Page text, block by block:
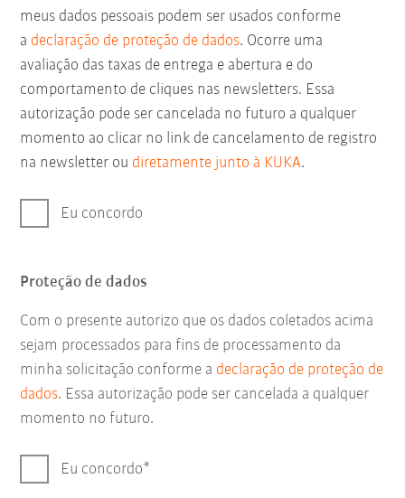
meus dados pessoais podem ser usados conforme
a declaração de proteção de dados. Ocorre uma
avaliação das taxas de entrega e abertura e do
comportamento de cliques nas newsletters. Essa
autorização pode ser cancelada no futuro a qualquer
momento ao clicar no link de cancelamento de registro
na newsletter ou diretamente junto à KUKA.
Eu concordo
Proteção de dados
Com o presente autorizo que os dados coletados acima
sejam processados para fins de processamento da
minha solicitação conforme a declaração de proteção de
dados. Essa autorização pode ser cancelada a qualquer
momento no futuro.
Eu concordo